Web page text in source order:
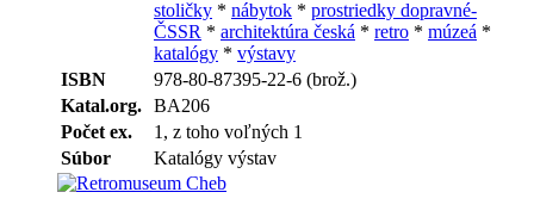
stoličky * nábytok * prostriedky dopravné-
ČSSR * architektúra česká * retro * múzeá *
katalógy * výstavy
ISBN
978-80-87395-22-6 (brož.)
Katal.org. BA206
Počet ex.
1, z toho voľných 1
Súbor
Katalógy výstav